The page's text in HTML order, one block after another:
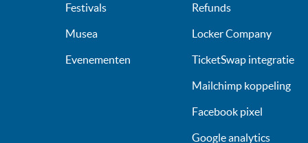
Festivals
Musea
Evenementen
Refunds
Locker Company
TicketSwap integratie
Mailchimp koppeling
Facebook pixel
Google analytics